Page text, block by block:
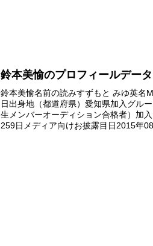
鈴本美愉のプロフィールデータ
鈴本美愉名前の読みすずもと みゆ英名
日出身地（都道府県）愛知県加入グル
生メンバーオーディション合格者）加
259日メディア向けお披露目日2015年